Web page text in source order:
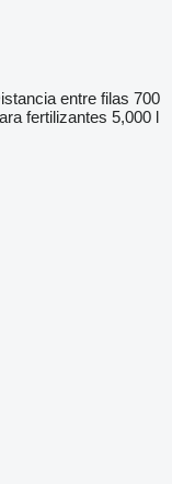
entre filas 700
fertilizantes 5,000 l